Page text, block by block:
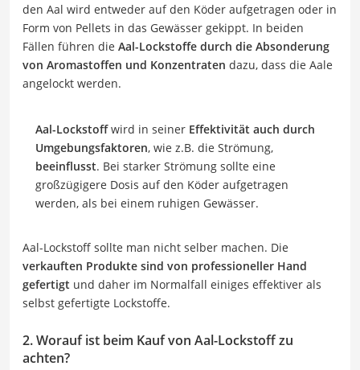
den Aal wird entweder auf den Köder aufgetragen oder in
Form von Pellets in das Gewässer gekippt. In beiden
Fällen führen die Aal-Lockstoffe durch die Absonderung
von Aromastoffen und Konzentraten dazu, dass die Aale
angelockt werden.
Aal-Lockstoffwird in seiner Effektivität auch durch
Umgebungsfaktoren, wie z.B. die Strömung,
beeinflusst. Bei starker Strömung sollte eine
großzügigere Dosis auf den Köder aufgetragen
werden, als bei einem ruhigen Gewässer.
Aal-Lockstoff sollte man nicht selber machen. Die
verkauften Produkte sind von professioneller Hand
gefertigt und daher im Normalfall einiges effektiver als
selbst gefertigte Lockstoffe.
2. Worauf ist beim Kauf von Aal-Lockstoff zu
achten?